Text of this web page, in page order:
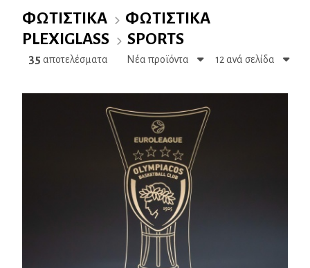
ΦΩΤΙΣΤΙΚΆ
ΦΩΤΙΣΤΙΚΆ
PLEXIGLASS
SPORTS
35 αποτελέσματα Νέα προϊόντα 12 ανά σελίδα